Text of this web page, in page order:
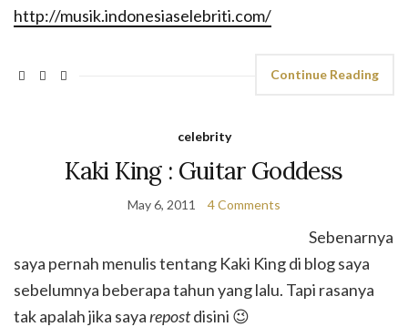
http://musik.indonesiaselebriti.com/
Continue Reading
celebrity
Kaki King : Guitar Goddess
May 6, 2011 4 Comments
Sebenarnya
saya pernah menulis tentang Kaki King di blog saya
sebelumnya beberapa tahun yang lalu. Tapi rasanya
tak apalah jika sayarepostdisini 😉